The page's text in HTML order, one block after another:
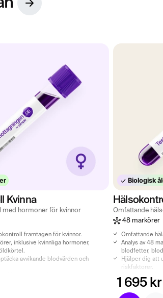
Kvinna
med hormoner för kvinnor
framtagen för kvinnor.
inklusive kvinnliga hormoner,
avvikande blodvärden och
Biologisk
Omfattande
48 markörer
Omfattande
Analys av 48
blodfetter,
Hjälper dig att
riskfaktorer.
1 695 kr